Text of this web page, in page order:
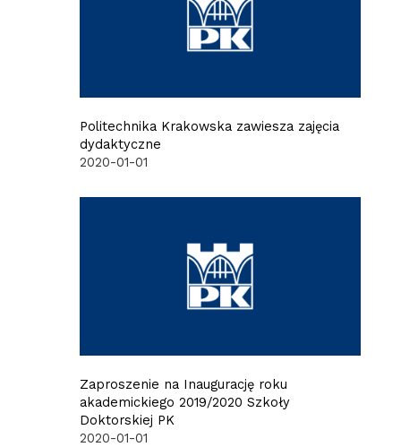
Politechnika Krakowska zawiesza zajęcia
dydaktyczne
2020-01-01
Zaproszenie na Inaugurację roku
akademickiego 2019/2020 Szkoły
Doktorskiej PK
2020-01-01